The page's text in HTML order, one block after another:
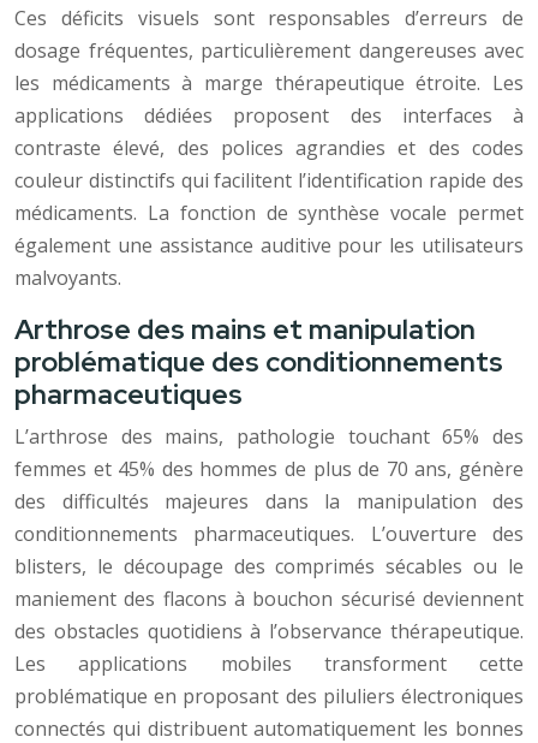
Ces déficits visuels sont responsables d’erreurs de
dosage fréquentes, particulièrement dangereuses avec
les médicaments à marge thérapeutique étroite. Les
applications dédiées proposent des interfaces à
contraste élevé, des polices agrandies et des codes
couleur distinctifs qui facilitent l’identification rapide des
médicaments. La fonction de synthèse vocale permet
également une assistance auditive pour les utilisateurs
malvoyants.
Arthrose des mains et manipulation
problématique des conditionnements
pharmaceutiques
L’arthrose des mains, pathologie touchant 65% des
femmes et 45% des hommes de plus de 70 ans, génère
des difficultés majeures dans la manipulation des
conditionnements pharmaceutiques. L’ouverture des
blisters, le découpage des comprimés sécables ou le
maniement des flacons à bouchon sécurisé deviennent
des obstacles quotidiens à l’observance thérapeutique.
Les applications mobiles transforment cette
problématique en proposant des piluliers électroniques
connectés qui distribuent automatiquement les bonnes